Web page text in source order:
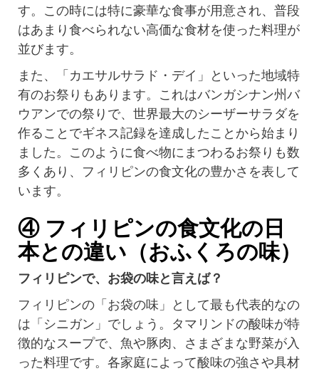
す。この時には特に豪華な食事が用意され、普段
はあまり食べられない高価な食材を使った料理が
並びます。
また、「カエサルサラド・デイ」といった地域特
有のお祭りもあります。これはバンガシナン州バ
ウアンでの祭りで、世界最大のシーザーサラダを
作ることでギネス記録を達成したことから始まり
ました。このように食べ物にまつわるお祭りも数
多くあり、フィリピンの食文化の豊かさを表して
います。
④ フィリピンの食文化の日
本との違い（おふくろの味）
フィリピンで、お袋の味と言えば？
フィリピンの「お袋の味」として最も代表的なの
は「シニガン」でしょう。タマリンドの酸味が特
徴的なスープで、魚や豚肉、さまざまな野菜が入
った料理です。各家庭によって酸味の強さや具材